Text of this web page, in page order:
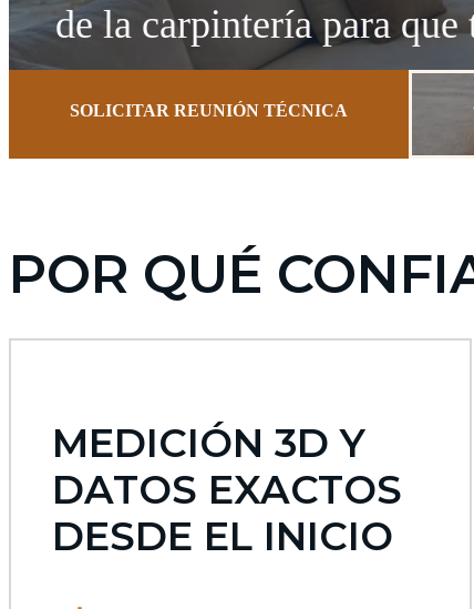
de la carpintería para
SOLICITAR REUNIÓN TÉCNICA
POR QUÉ
MEDICIÓN 3D Y
DATOS EXACTOS
DESDE EL INICIO